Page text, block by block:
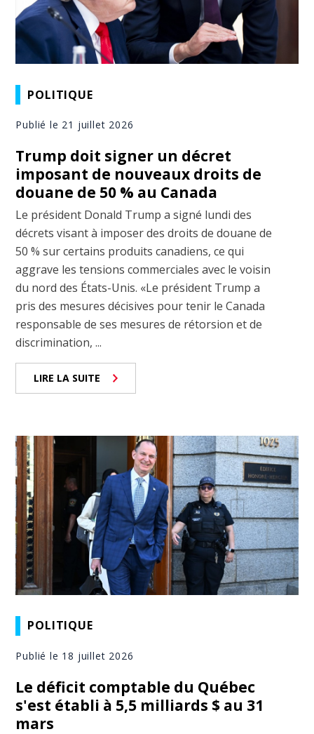
POLITIQUE
Publié le 21 juillet 2026
Trump doit signer un décret
imposant de nouveaux droits de
douane de 50 % au Canada
Le président Donald Trump a signé lundi des
décrets visant à imposer des droits de douane de
50 % sur certains produits canadiens, ce qui
aggrave les tensions commerciales avec le voisin
du nord des États-Unis. «Le président Trump a
pris des mesures décisives pour tenir le Canada
responsable de ses mesures de rétorsion et de
discrimination, ...
LIRE LA SUITE
POLITIQUE
Publié le 18 juillet 2026
Le déficit comptable du Québec
s'est établi à 5,5 milliards $ au 31
mars